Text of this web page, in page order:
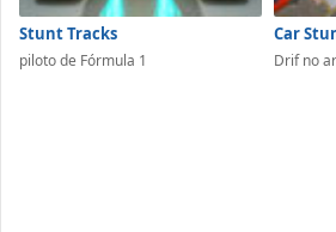
Stunt Tracks
piloto de Fórmula 1
Car
Drif no ar